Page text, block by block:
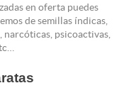
en oferta puedes
de semillas índicas,
narcóticas, psicoactivas,